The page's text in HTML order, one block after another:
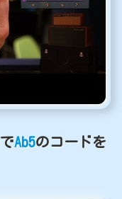
でAb5のコードを